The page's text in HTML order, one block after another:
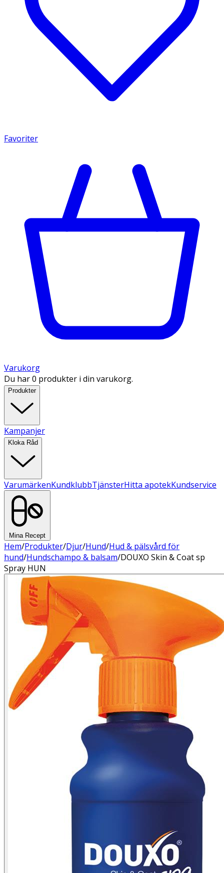
Favoriter
Varukorg
Du har 0 produkter i din varukorg.
Produkter
Kampanjer
Kloka Råd
VarumärkenKundklubbTjänsterHitta apotekKundservice
Mina Recept
Hem/Produkter/Djur/Hund/Hud & pälsvård för
hund/Hundschampo & balsam/DOUXO Skin & Coat sp
Spray HUN